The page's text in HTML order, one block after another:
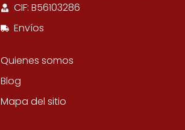
CIF: B56103286
Envíos
Quienes somos
Blog
Mapa del sitio